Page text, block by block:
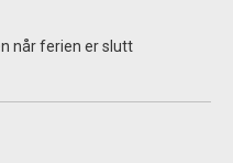
når ferien er slutt